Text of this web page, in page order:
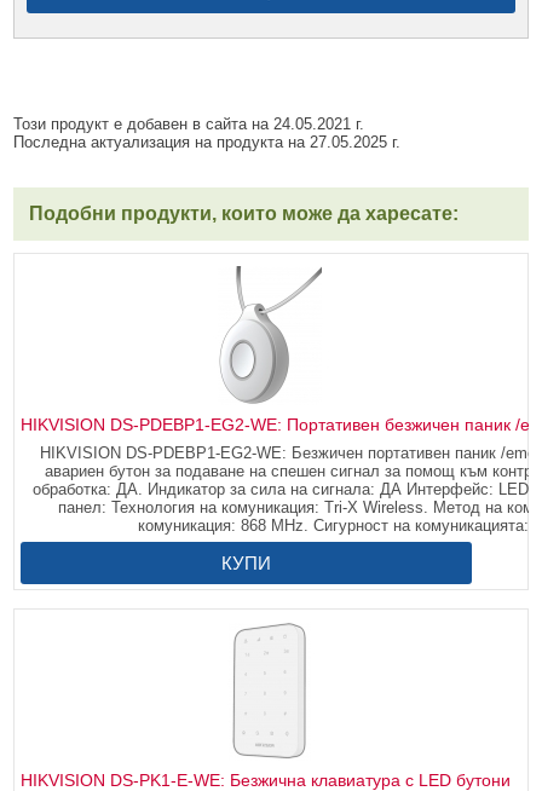
Този продукт е добавен в сайта на 24.05.2021 г.
Последна актуализация на продукта на 27.05.2025 г.
Подобни продукти, които може да харесате:
HIKVISION DS-PDEBP1-EG2-WE: Портативен безжичен паник /
HIKVISION DS-PDEBP1-EG2-WE: Безжичен портативен паник /
авариен бутон за подаване на спешен сигнал за помощ към
обработка: ДА. Индикатор за сила на сигнала: ДА Интерфейс: LED
панел: Технология на комуникация: Tri-X Wireless. Метод на
комуникация: 868 MHz. Сигурност на комуникацията:
КУПИ
HIKVISION DS-PK1-E-WE: Безжична клавиатура с LED бутони